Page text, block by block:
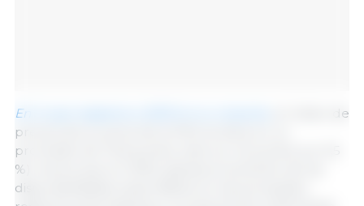
En lo que respecta a 2023 en su conjunto,
el índice de
precios de la carne de la FAO se situó en un
promedio de 114,6 puntos, esto es, 4,2 puntos (un 3,5
%) menos que en 2022, gracias al aumento de las
disponibilidades exportables en las principales